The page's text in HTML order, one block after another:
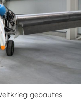
gebautes